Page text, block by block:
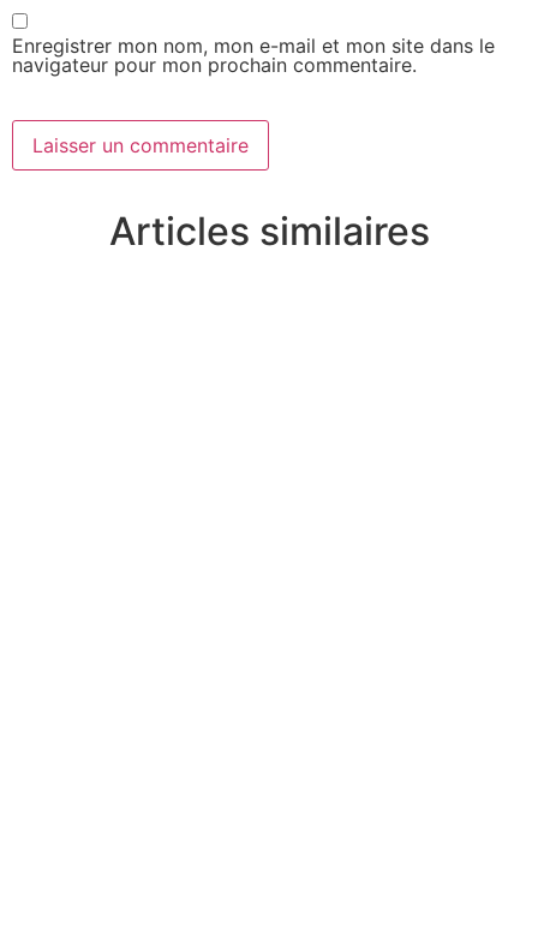
Enregistrer mon nom, mon e-mail et mon site dans le
navigateur pour mon prochain commentaire.
Articles similaires